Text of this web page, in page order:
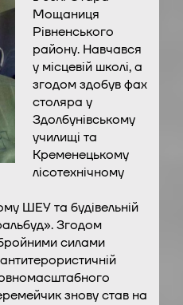
Мощаниця
Рівненського
району. Навчався
у місцевій школі, а
згодом здобув фах
столяра у
Здолбунівському
училищі та
Кременецькому
лісотехнічному
ШЕУ та будівельній
Згодом
силами
знову став на